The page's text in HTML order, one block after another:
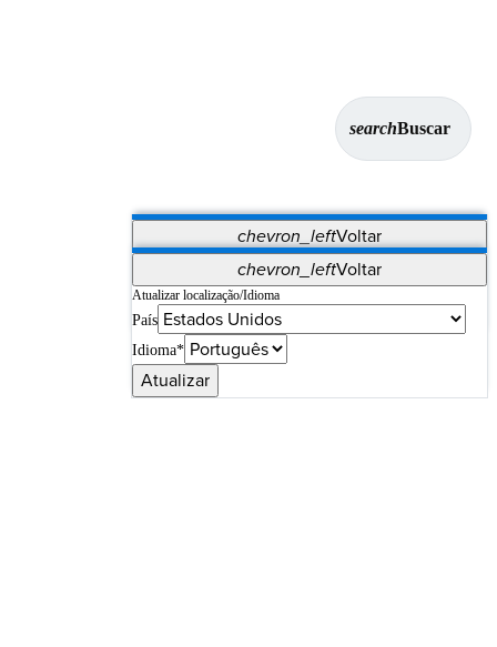
searchBuscar
chevron_leftVoltar
Vet Systems OrthoPedia Patient
Supplier Portal
Synergy Imaging & Resection
chevron_leftVoltar
Atualizar localização/Idioma
País
Idioma*
Atualizar